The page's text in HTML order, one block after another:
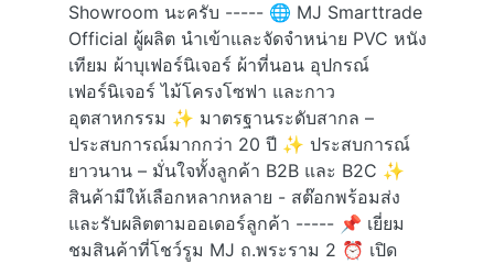
Showroom นะครับ ----- 🌐 MJ Smarttrade
Official ผู้ผลิต นำเข้าและจัดจำหน่าย PVC หนัง
เทียม ผ้าบุเฟอร์นิเจอร์ ผ้าที่นอน อุปกรณ์
เฟอร์นิเจอร์ ไม้โครงโซฟา และกาว
อุตสาหกรรม ✨ มาตรฐานระดับสากล –
ประสบการณ์มากกว่า 20 ปี ✨ ประสบการณ์
ยาวนาน – มั่นใจทั้งลูกค้า B2B และ B2C ✨
สินค้ามีให้เลือกหลากหลาย - สต๊อกพร้อมส่ง
และรับผลิตตามออเดอร์ลูกค้า ----- 📌 เยี่ยม
ชมสินค้าที่โชว์รูม MJ ถ.พระราม 2 ⏰ เปิด